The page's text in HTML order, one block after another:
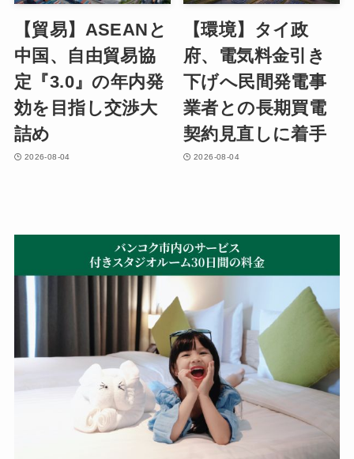
【貿易】ASEANと
中国、自由貿易協
定『3.0』の年内発
効を目指し交渉大
詰め
2026-08-04
【環境】タイ政
府、電気料金引き
下げへ民間発電事
業者との長期買電
契約見直しに着手
2026-08-04